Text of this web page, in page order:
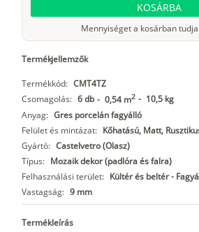
KOSÁRBA
Mennyiséget a kosárban
Termékjellemzők
Termékkód: CMT4TZ
Csomagolás: 6 db - 0,54 m2 - 10,5 kg
Anyag: Gres porcelán fagyálló
Felület és mintázat: Kőhatású, Matt,
Gyártó: Castelvetro (Olasz)
Típus: Mozaik dekor (padlóra és falra)
Felhasználási terület: Kültér és beltér -
Vastagság: 9 mm
Termékleírás